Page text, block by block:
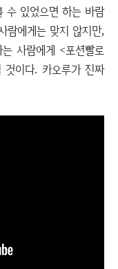
수 있었으면 하는 바람
람에게는 맞지 않지만,
사람에게 <포션빨로
것이다. 카오루가 진짜